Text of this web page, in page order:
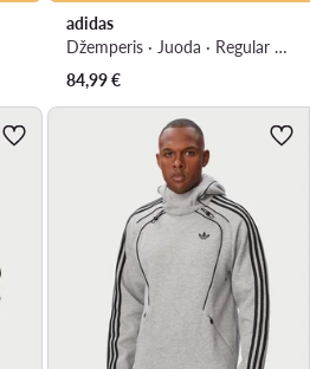
adidas
Džemperis · Juoda · Regular Fit
84,99€